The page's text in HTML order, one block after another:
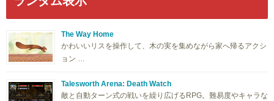
The Way Home
かわいいリスを操作して、木の実を集めながら家へ帰るアクシ
ョン …
Talesworth Arena: Death Watch
敵と自動ターン式の戦いを繰り広げるRPG。難易度やキャラな